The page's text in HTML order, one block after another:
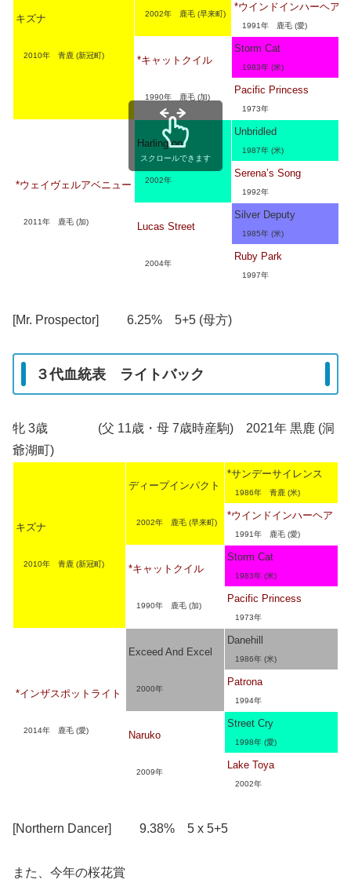
キズナ
2010年 青鹿 (新冠町)
2002年 鹿毛 (早来町)
*ウインドインハーヘア
1991年 鹿毛 (愛)
*キャットクイル
1990年 鹿毛 (加)
Storm Cat
1983年 (米)
Pacific Princess
1973年
*ウェイヴェルアベニュー
2011年 鹿毛 (加)
Harlington
2002年
Unbridled
1987年 (米)
Serena’s Song
1992年
Lucas Street
2004年
Silver Deputy
1985年 (米)
Ruby Park
1997年
スクロールできます
[Mr. Prospector] 6.25% 5+5 (母方)
３代血統表 ライトバック
牝 3歳 (父 11歳・母 7歳時産駒) 2021年 黒鹿 (洞
爺湖町)
キズナ
2010年 青鹿 (新冠町)
ディープインパクト
2002年 鹿毛 (早来町)
*サンデーサイレンス
1986年 青鹿 (米)
*ウインドインハーヘア
1991年 鹿毛 (愛)
*キャットクイル
1990年 鹿毛 (加)
Storm Cat
1983年 (米)
Pacific Princess
1973年
*インザスポットライト
2014年 鹿毛 (愛)
Exceed And Excel
2000年
Danehill
1986年 (米)
Patrona
1994年
Naruko
2009年
Street Cry
1998年 (愛)
Lake Toya
2002年
[Northern Dancer] 9.38% 5 x 5+5
また、今年の桜花賞